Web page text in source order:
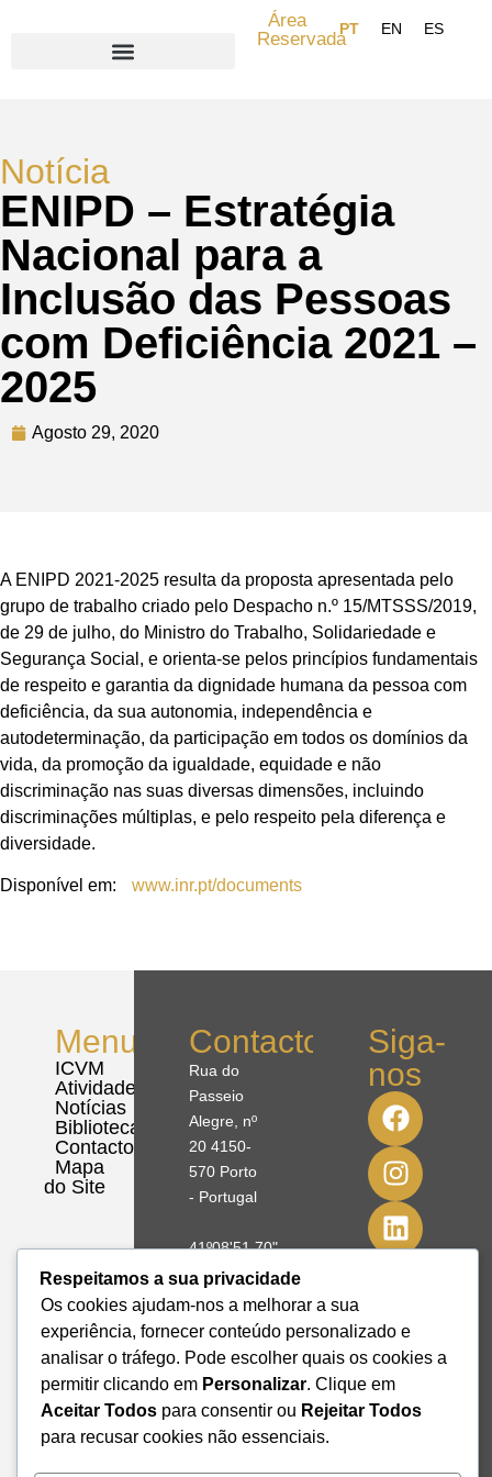
Área
Reservada
Notícia
ENIPD – Estratégia
Nacional para a
Inclusão das Pessoas
com Deficiência 2021 –
2025
Agosto 29, 2020
A ENIPD 2021-2025 resulta da proposta apresentada pelo
grupo de trabalho criado pelo Despacho n.º 15/MTSSS/2019,
de 29 de julho, do Ministro do Trabalho, Solidariedade e
Segurança Social, e orienta-se pelos princípios fundamentais
de respeito e garantia da dignidade humana da pessoa com
deficiência, da sua autonomia, independência e
autodeterminação, da participação em todos os domínios da
vida, da promoção da igualdade, equidade e não
discriminação nas suas diversas dimensões, incluindo
discriminações múltiplas, e pelo respeito pela diferença e
diversidade.
Disponível em: www.inr.pt/documents
Menu
ICVM
Atividades
Notícias
Biblioteca
Contactos
Mapa
do Site
Contactos
Rua do
Passeio
Alegre, nº
20 4150-
570 Porto
- Portugal
41º08'51,70"
N
8º39'41,76"
+351 228
geral@institutodemobilidade.org
Subscreva
Siga-
nos
Respeitamos a sua privacidade
Os cookies ajudam-nos a melhorar a sua
experiência, fornecer conteúdo personalizado e
analisar o tráfego. Pode escolher quais os cookies a
permitir clicando em Personalizar. Clique em
Aceitar Todos para consentir ou Rejeitar Todos
para recusar cookies não essenciais.